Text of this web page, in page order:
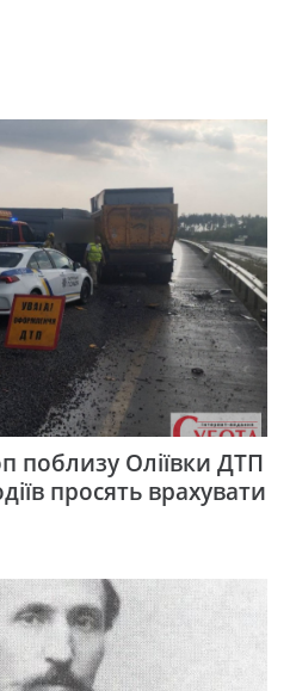
поблизу Оліївки ДТП
просять врахувати